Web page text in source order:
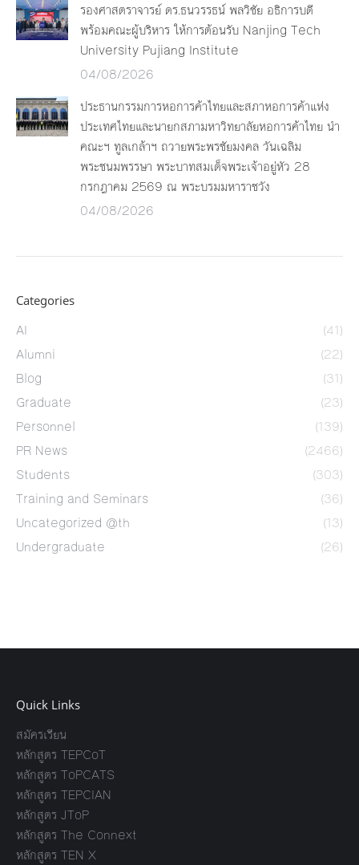
รองศาสตราจารย์ ดร.ธนวรรธน์ พลวิชัย อธิการบดี
พร้อมคณะผู้บริหาร ให้การต้อนรับ Nanjing Tech
University Pujiang Institute
04/08/2026
ประธานกรรมการหอการค้าไทยและสภาหอการค้าแห่ง
ประเทศไทยและนายกสภามหาวิทยาลัยหอการค้าไทย นำ
คณะฯ ทูลเกล้าฯ ถวายพระพรชัยมงคล วันเฉลิม
พระชนมพรรษา พระบาทสมเด็จพระเจ้าอยู่หัว 28
กรกฎาคม 2569 ณ พระบรมมหาราชวัง
04/08/2026
Categories
AI
(41)
Alumni
(22)
Blog
(31)
Graduate
(23)
Personnel
(139)
PR News
(2466)
Students
(303)
Training and Seminars
(36)
Uncategorized @th
(13)
Undergraduate
(26)
Quick Links
สมัครเรียน
หลักสูตร TEPCoT
หลักสูตร ToPCATS
หลักสูตร TEPCIAN
หลักสูตร JToP
หลักสูตร The Connext
หลักสูตร TEN X